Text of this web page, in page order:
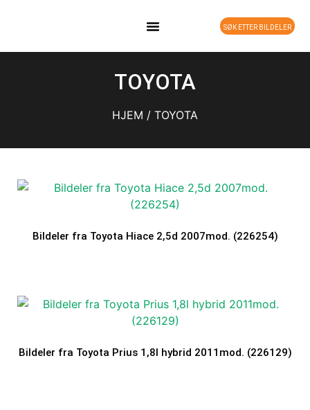
SØK ETTER BILDELER
TOYOTA
HJEM / TOYOTA
Bildeler fra Toyota Hiace 2,5d 2007mod. (226254)
Bildeler fra Toyota Prius 1,8l hybrid 2011mod. (226129)